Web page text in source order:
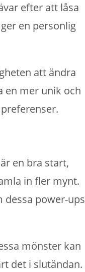
efter att låsa
en personlig
att ändra
en mer unik och
en bra start,
in fler mynt.
dessa power-ups
mönster kan
det i slutändan.